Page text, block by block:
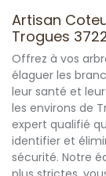
Artisan
Trogues
Offrez à vos
élaguer les
leur santé et
les environs de
expert qualifié
identifier et
sécurité. Notre